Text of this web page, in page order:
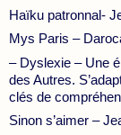
Haïku patronnal-
Mys Paris –
– Dyslexie – Une
des Autres.
clés de
Sinon s’aimer –